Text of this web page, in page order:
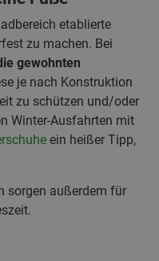
etablierte
zu machen. Bei
gewohnten
je nach Konstruktion
zu schützen und/oder
Winter-Ausfahrten mit
ein heißer Tipp,
sorgen außerdem für